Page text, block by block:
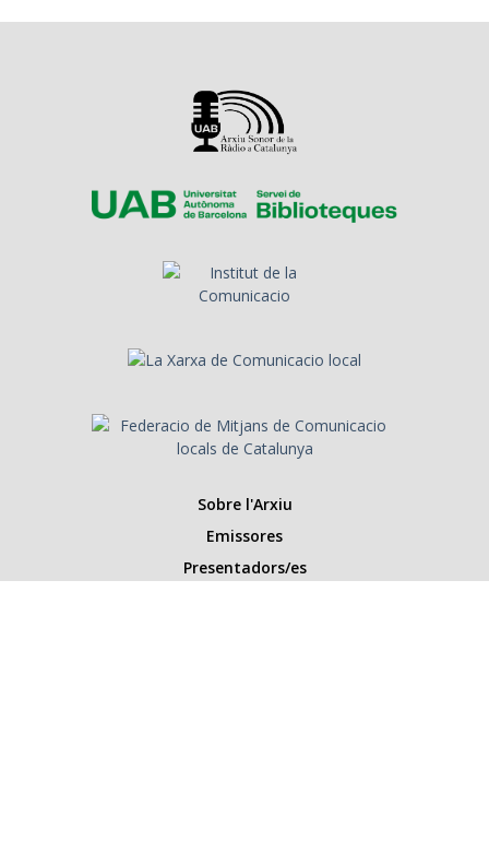
Sobre l'Arxiu
Emissores
Presentadors/es